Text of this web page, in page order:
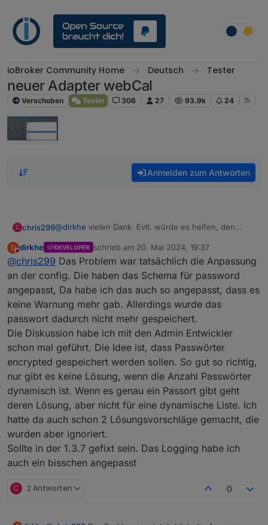
ioBroker Community Home Deutsch Tester
neuer Adapter webCal
Verschoben Tester 306 27 93.9k 24
Anmelden zum Antworten
C chris299@dirkhe vielen Dank. Evtl. würde es helfen, den
hinsichtlich der Connectivity zu machen, z.b.
ausgeben, wenn er sich verbindet und ob das
erfolgreich war....
EDIT: im Debug log sehe ich überhaupt nichts zu dem
zweiten Kalender. sieht ganz so aus als würde der
garnicht abgearbeitet....
D
Nicht stören
dirkhe DEVELOPER schrieb am 20. Mai 2024, 19:37
zuletzt editiert von
@chris299 Das Problem war tatsächlich die Anpassung
an der config. Die haben das Schema für password
angepasst, Da habe ich das auch so angepasst, dass es
keine Warnung mehr gab. Allerdings wurde das
passwort dadurch nicht mehr gespeichert.
Die Diskussion habe ich mit den Admin Entwickler
schon mal geführt. Die Idee ist, dass Passwörter
encrypted gespeichert werden sollen. So gut so richtig,
nur gibt es keine Lösung, wenn die Anzahl Passwörter
dynamisch ist. Wenn es genau ein Passort gibt geht
deren Lösung, aber nicht für eine dynamische Liste. Ich
hatte da auch schon 2 Lösungsvorschläge gemacht, die
wurden aber ignoriert.
Sollte in der 1.3.7 gefixt sein. Das Logging habe ich
auch ein bisschen angepasst
C 2 Antworten 0